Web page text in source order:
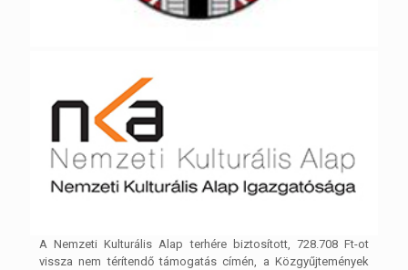
A Nemzeti Kulturális Alap terhére biztosított, 728.708 Ft-ot
vissza nem térítendő támogatás címén, a Közgyűjtemények